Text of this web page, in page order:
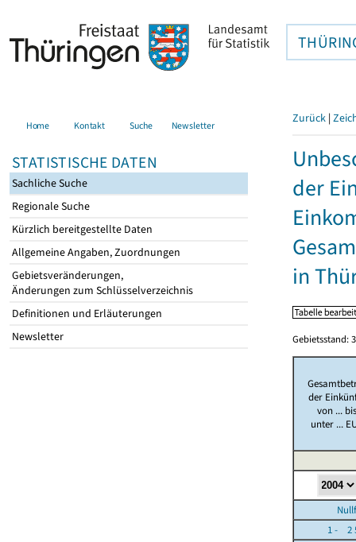
Home Kontakt Suche Newsletter
STATISTISCHE DATEN
Sachliche Suche
Regionale Suche
Kürzlich bereitgestellte Daten
Allgemeine Angaben, Zuordnungen
Gebietsveränderungen,
Änderungen zum Schlüsselverzeichnis
Definitionen und Erläuterungen
Newsletter
Zurück |
der
in
Gebietsstand:
der
von ...
unter ...
1 - 2